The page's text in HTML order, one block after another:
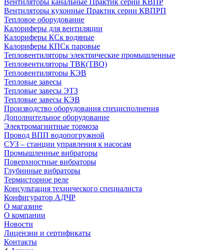
Вентиляторы канальные Практик серии КВПР
Вентиляторы кухонные Практик серии КВПРП
Тепловое оборудование
Калориферы для вентиляции
Калориферы КСк водяные
Калориферы КПСк паровые
Тепловентиляторы электрические промышленные
Тепловентиляторы ТВК(ТВО)
Тепловентиляторы КЭВ
Тепловые завесы
Тепловые завесы ЭТЗ
Тепловые завесы КЭВ
Производство оборудования специсполнения
Дополнительное оборудование
Электромагнитные тормоза
Провод ВПП водопогружной
СУЗ – станции управления к насосам
Промышленные вибраторы
Поверхностные вибраторы
Глубинные вибраторы
Термисторное реле
Консультация технического специалиста
Конфигуратор АДЧР
О магазине
О компании
Новости
Лицензии и сертификаты
Контакты